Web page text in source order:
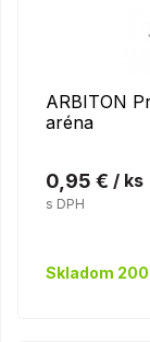
ARBITON
aréna
0,95 € / ks
s DPH
Skladom